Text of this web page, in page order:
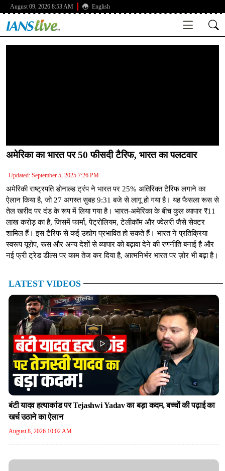
August 09, 2026 8:53 AM English
अमेरिका का भारत पर 50 फीसदी टैरिफ, भारत का पलटवार
Updated: September 5, 2025 7:26 PM
अमेरिकी राष्ट्रपति डोनाल्ड ट्रंप ने भारत पर 25% अतिरिक्त टैरिफ लगाने का
ऐलान किया है, जो 27 अगस्त सुबह 9:31 बजे से लागू हो गया है। यह फैसला रूस से
तेल खरीद पर दंड के रूप में लिया गया है। भारत-अमेरिका के बीच कुल व्यापार ₹11
लाख करोड़ का है, जिसमें फार्मा, पेट्रोलियम, टेलीकॉम और ज्वेलरी जैसे सेक्टर
शामिल हैं। इस टैरिफ से कई उद्योग प्रभावित हो सकते हैं। भारत ने प्रतिक्रिया
स्वरूप यूरोप, रूस और अन्य देशों से व्यापार को बढ़ावा देने की रणनीति बनाई है और
नई फ्री ट्रेड डील्स पर काम तेज कर दिया है, आत्मनिर्भर भारत पर ज़ोर भी बढ़ा है।
LATEST VIDEOS
बंटी यादव हत्याकांड पर Tejashwi Yadav का बड़ा कदम, बच्चों की पढ़ाई का
खर्च उठाने का ऐलान
August 8, 2026 10:02 AM